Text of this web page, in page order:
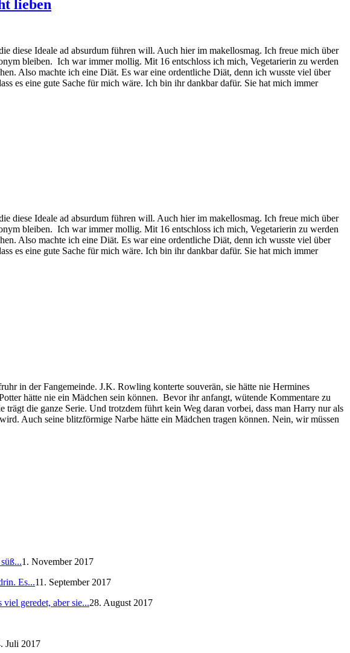
lieben
diese Ideale ad absurdum führen will. Auch hier im makellosmag. Ich freue mich über
bleiben. Ich war immer mollig. Mit 16 entschloss ich mich, Vegetarierin zu werden
Also machte ich eine Diät. Es war eine ordentliche Diät, denn ich wusste viel über
es eine gute Sache für mich wäre. Ich bin ihr dankbar dafür. Sie hat mich immer
diese Ideale ad absurdum führen will. Auch hier im makellosmag. Ich freue mich über
bleiben. Ich war immer mollig. Mit 16 entschloss ich mich, Vegetarierin zu werden
Also machte ich eine Diät. Es war eine ordentliche Diät, denn ich wusste viel über
es eine gute Sache für mich wäre. Ich bin ihr dankbar dafür. Sie hat mich immer
in der Fangemeinde. J.K. Rowling konterte souverän, sie hätte nie Hermines
hätte nie ein Mädchen sein können. Bevor ihr anfangt, wütende Kommentare zu
die ganze Serie. Und trotzdem führt kein Weg daran vorbei, dass man Harry nur als
Auch seine blitzförmige Narbe hätte ein Mädchen tragen können. Nein, wir müssen
1. November 2017
Es...11. September 2017
geredet, aber sie...28. August 2017
Juli 2017